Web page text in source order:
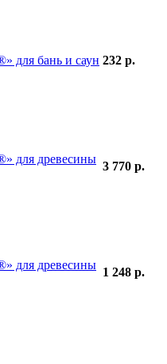
для бань и саун 232 р.
для древесины
3 770 р.
для древесины
1 248 р.